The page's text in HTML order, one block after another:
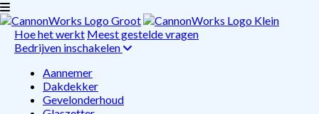
Hoe het werkt Meest gestelde vragen
Bedrijven inschakelen
Aannemer
Dakdekker
Gevelonderhoud